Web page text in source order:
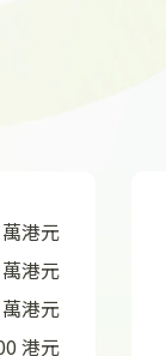
港元
港元
港元
港元